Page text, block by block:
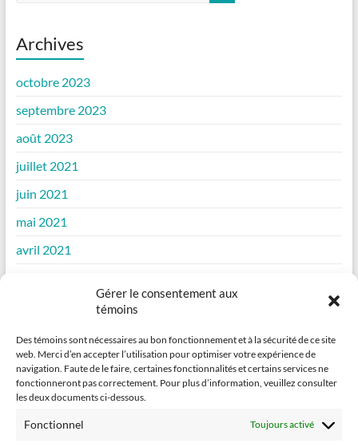
Gérer le consentement aux
témoins
Des témoins sont nécessaires au bon fonctionnement et à la sécurité de ce site
web. Merci d’en accepter l’utilisation pour optimiser votre expérience de
navigation. Faute de le faire, certaines fonctionnalités et certains services ne
fonctionneront pas correctement. Pour plus d’information, veuillez consulter
les deux documents ci-dessous.
Fonctionnel Toujours activé
Archives
octobre 2023
septembre 2023
août 2023
juillet 2021
juin 2021
mai 2021
avril 2021
janvier 2021
décembre 2020
novembre 2020